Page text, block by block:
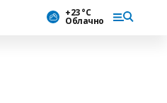
+23 °С
Облачно